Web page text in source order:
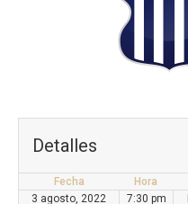
Detalles
Fecha Hora
3 agosto, 2022
7:30 pm